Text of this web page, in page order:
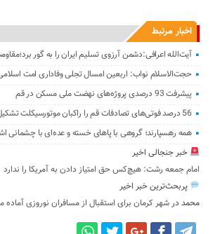
اخبار مرتبط
آیت‌الله اعرافی:دشمن آرزوی تسلیم ایران را به گور
حجت‌الاسلام نواب: اربعین امسال تجلی وفاداری امت
پیشرفت 93 درصدی پروژه‌های نهضت ملی مسکن در قم
56 درصد فوتی‌های تصادفات قم را راکبان موتورسیکلت تشکیل می‌دهند
همه رهسپارند؛ گروهی با پاهای خسته و عده‌ای با چشمانی
خبر جنجالی اخیر
امام جمعه رشت: هیچ‌کس حق امتیاز دادن به آمریکا را ندارد
پربحث‌ترین خبر اخیر
محمد درشهر کرمان برای استقبال از مسافران نوروزی